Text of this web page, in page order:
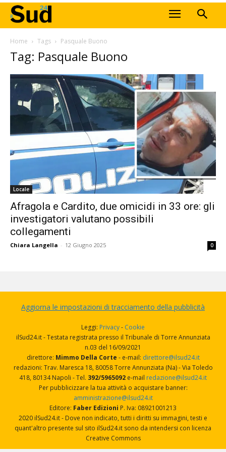
Home Tags Pasquale Buono
Tag: Pasquale Buono
Locale
Afragola e Cardito, due omicidi in 33 ore: gli
investigatori valutano possibili
collegamenti
Chiara Langella - 12 Giugno 2025 0
Aggiorna le impostazioni di tracciamento della pubblicità
Leggi: Privacy- Cookie
ilSud24.it - Testata registrata presso il Tribunale di Torre Annunziata
n.03 del 16/09/2021
direttore: Mimmo Della Corte - e-mail: direttore@ilsud24.it
redazioni: Trav. Maresca 18, 80058 Torre Annunziata (Na) - Via Toledo
418, 80134 Napoli - Tel. 392/5965092 e-mail redazione@ilsud24.it
Per pubblicizzare la tua attività o acquistare banner:
amministrazione@ilsud24.it
Editore: Faber Edizioni P. Iva: 08921001213
2020 ilSud24.it - Dove non indicato, tutti i diritti su immagini, testi e
quant'altro presente sul sito ilSud24.it sono da intendersi con licenza
Creative Commons